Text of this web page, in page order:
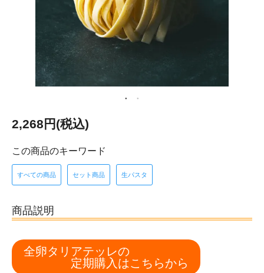
2,268円(税込)
この商品のキーワード
すべての商品 セット商品 生パスタ
商品説明
全卵タリアテッレの
定期購入はこちらから